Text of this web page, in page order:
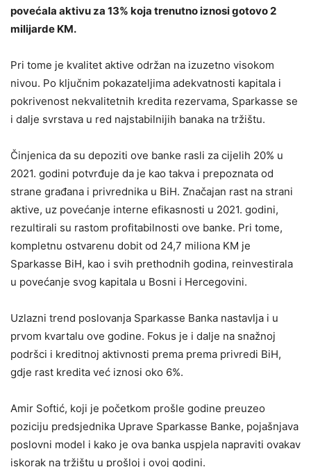
povećala aktivu za 13% koja trenutno iznosi gotovo 2
milijarde KM.
Pri tome je kvalitet aktive održan na izuzetno visokom
nivou. Po ključnim pokazateljima adekvatnosti kapitala i
pokrivenost nekvalitetnih kredita rezervama, Sparkasse se
i dalje svrstava u red najstabilnijih banaka na tržištu.
Činjenica da su depoziti ove banke rasli za cijelih 20% u
2021. godini potvrđuje da je kao takva i prepoznata od
strane građana i privrednika u BiH. Značajan rast na strani
aktive, uz povećanje interne efikasnosti u 2021. godini,
rezultirali su rastom profitabilnosti ove banke. Pri tome,
kompletnu ostvarenu dobit od 24,7 miliona KM je
Sparkasse BiH, kao i svih prethodnih godina, reinvestirala
u povećanje svog kapitala u Bosni i Hercegovini.
Uzlazni trend poslovanja Sparkasse Banka nastavlja i u
prvom kvartalu ove godine. Fokus je i dalje na snažnoj
podršci i kreditnoj aktivnosti prema prema privredi BiH,
gdje rast kredita već iznosi oko 6%.
Amir Softić, koji je početkom prošle godine preuzeo
poziciju predsjednika Uprave Sparkasse Banke, pojašnjava
poslovni model i kako je ova banka uspjela napraviti ovakav
iskorak na tržištu u prošloj i ovoj godini.